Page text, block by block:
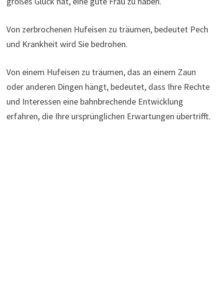
Von zerbrochenen Hufeisen zu träumen, bedeutet Pech
und Krankheit wird Sie bedrohen.
Von einem Hufeisen zu träumen, das an einem Zaun
oder anderen Dingen hängt, bedeutet, dass Ihre Rechte
und Interessen eine bahnbrechende Entwicklung
erfahren, die Ihre ursprünglichen Erwartungen übertrifft.